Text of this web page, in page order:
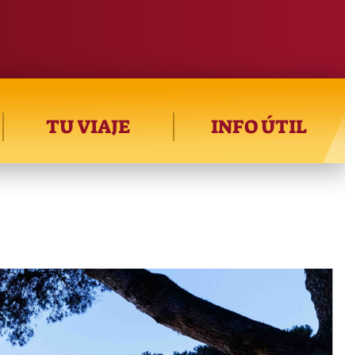
TU VIAJE INFO ÚTIL